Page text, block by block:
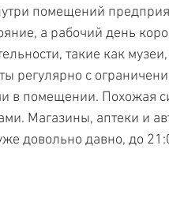
помещений
а рабочий день
такие как музеи,
регулярно с
в помещении. Похожая
Магазины, аптеки и
довольно давно, до